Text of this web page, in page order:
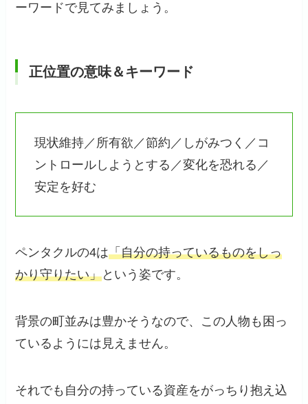
ーワードで見てみましょう。
正位置の意味＆キーワード
現状維持／所有欲／節約／しがみつく／コ
ントロールしようとする／変化を恐れる／
安定を好む
ペンタクルの4は「自分の持っているものをしっ
かり守りたい」という姿です。
背景の町並みは豊かそうなので、この人物も困っ
ているようには見えません。
それでも自分の持っている資産をがっちり抱え込